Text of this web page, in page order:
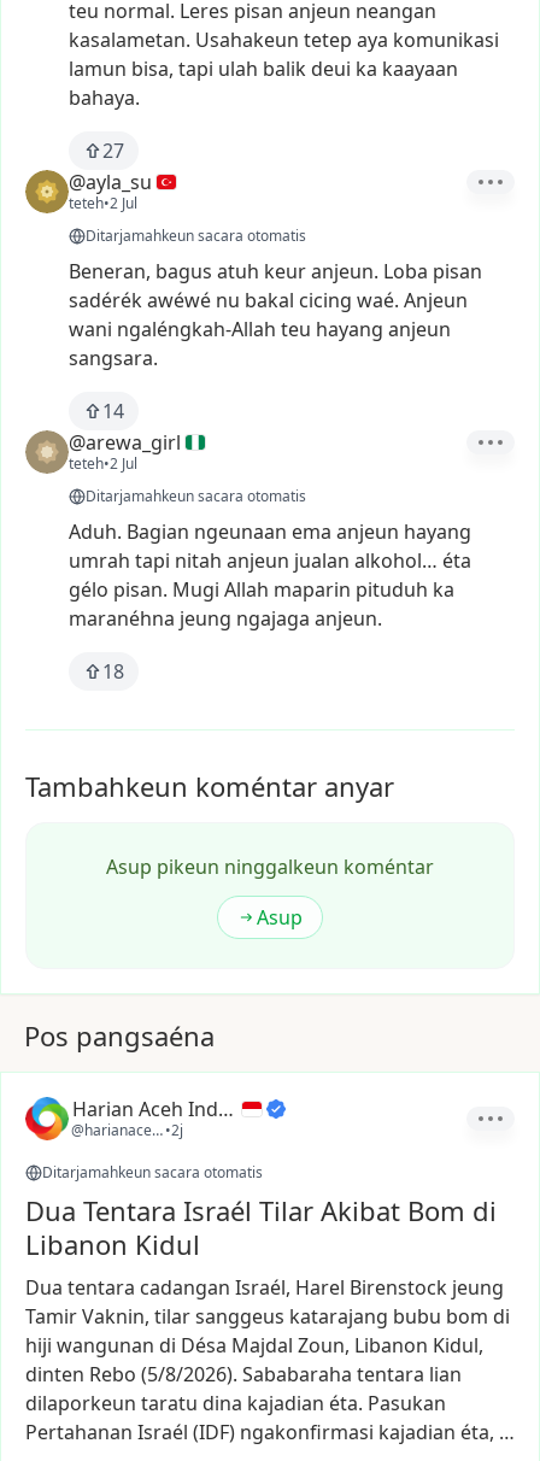
teu normal. Leres pisan anjeun neangan
kasalametan. Usahakeun tetep aya komunikasi
lamun bisa, tapi ulah balik deui ka kaayaan
bahaya.
27
@ayla_su
teteh•2 Jul
Ditarjamahkeun sacara otomatis
Beneran, bagus atuh keuranjeun. Loba pisan
sadérékawéwé nu bakal cicing waé. Anjeun
wani ngaléngkah-Allah teu hayang anjeun
sangsara.
14
@arewa_girl
teteh•2 Jul
Ditarjamahkeun sacara otomatis
Aduh. Bagian ngeunaan ema anjeun hayang
umrah tapi nitah anjeun jualan alkohol… éta
gélo pisan. Mugi Allah maparin pituduh ka
maranéhna jeung ngajaga anjeun.
18
Tambahkeun koméntar anyar
Asup pikeun ninggalkeun koméntar
Asup
Pos pangsaéna
Harian Aceh Indonesia
@harianacehindonesia
•2j
Ditarjamahkeun sacara otomatis
Dua Tentara Israél Tilar Akibat Bom di
Libanon Kidul
Dua tentara cadangan Israél, Harel Birenstock jeung
TamirVaknin, tilarsanggeus katarajang bubu bom di
hiji wangunan di Désa Majdal Zoun, Libanon Kidul,
dinten Rebo (5/8/2026). Sababaraha tentara lian
dilaporkeun taratu dina kajadian éta. Pasukan
Pertahanan Israél (IDF) ngakonfirmasi kajadian éta, …